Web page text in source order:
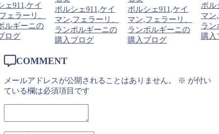
イ
、
の
ポルシェ911,ケイ
マン,フェラーリ、
ランボルギーニの
購入ブログ
ポルシェ911,ケイ
マン,フェラーリ、
ランボルギーニの
購入ブログ
ポルシェ911,
マン,フェラ
ランボルギー
購入ブログ
COMMENT
メールアドレスが公開されることはありません。 ※ が付い
ている欄は必須項目です